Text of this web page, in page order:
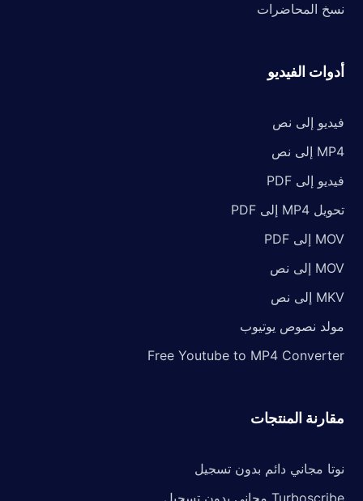
نسخ المحاضرات
أدوات الفيديو
فيديو إلى نص
MP4 إلى نص
فيديو إلى PDF
تحويل MP4 إلى PDF
MOV إلى PDF
MOV إلى نص
MKV إلى نص
مولد نصوص يوتيوب
Free Youtube to MP4 Converter
مقارنة المنتجات
نوتا مجاني دائم بدون تسجيل